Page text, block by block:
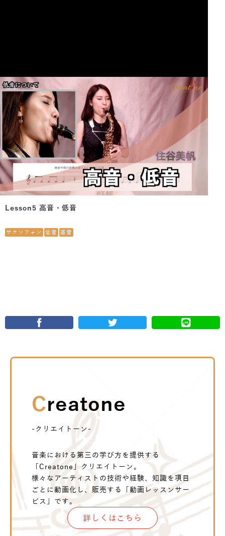
Lesson5 高音・低音
サクソフォン 低音 高音
Creatone
-クリエイトーン-
音楽における第三の学び方を提供する
「Creatone」クリエイトーン。
様々なアーティストの技術や経験、知識を項目
ごとに動画化し、販売する「動画レッスンサー
ビス」です。
詳しくはこちら